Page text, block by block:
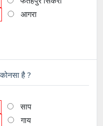
आगरा
है ?
साप
गाय